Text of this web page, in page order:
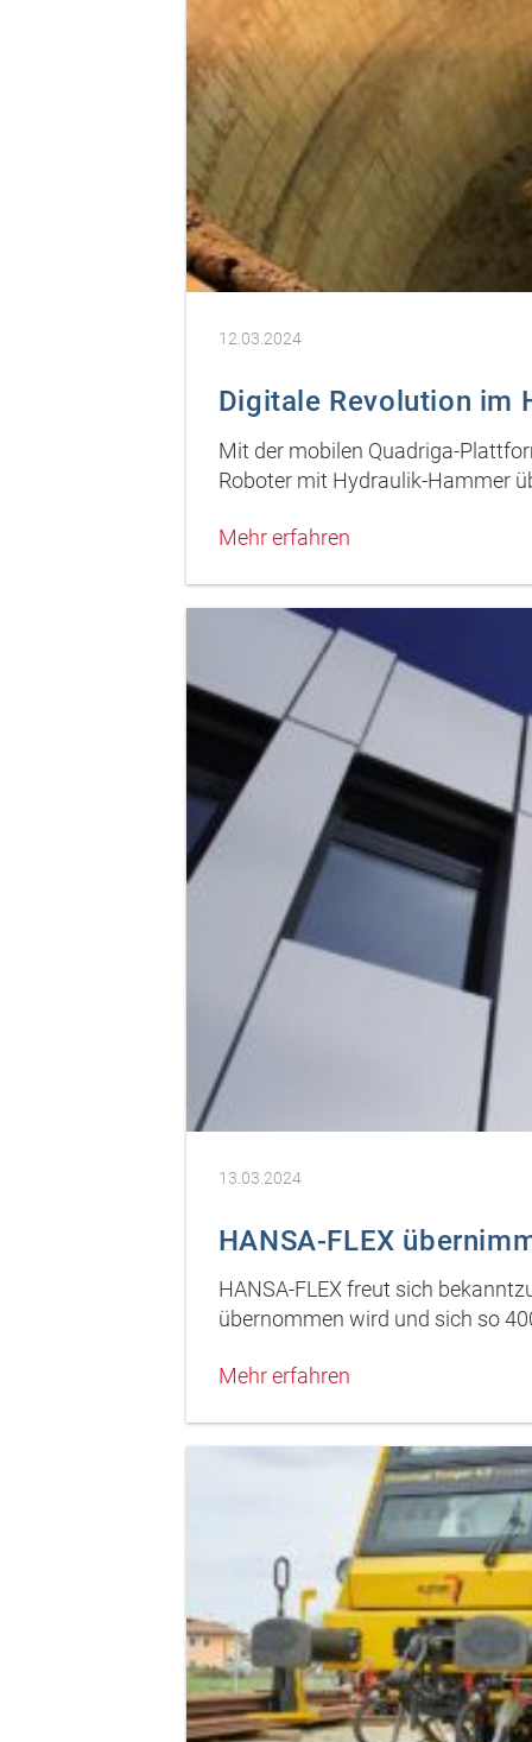
12.03.2024
Digitale Revolution im
Mit der mobilen Quadriga-
Roboter mit Hydraulik-Hammer
Mehr erfahren
13.03.2024
HANSA-FLEX
HANSA-FLEX freut sich
übernommen wird und sich so
Mehr erfahren